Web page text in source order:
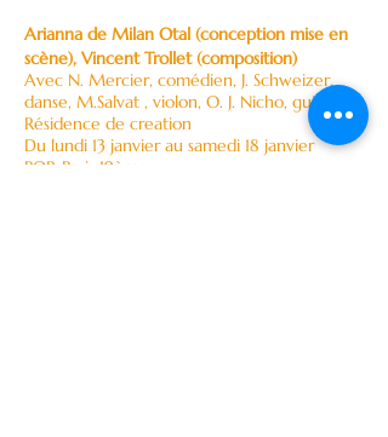
Arianna de Milan Otal (conception mise en
scène), Vincent Trollet (composition)
Avec N. Mercier, comédien, J. Schweizer,
danse, M.Salvat , violon, O. J. Nicho, guitare
Résidence de creation
Du lundi 13 janvier au samedi 18 janvier
POP, Paris 19ème